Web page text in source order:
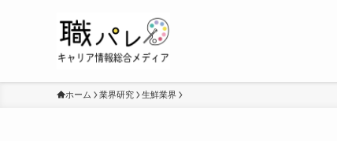
ホーム 業界研究 生鮮業界